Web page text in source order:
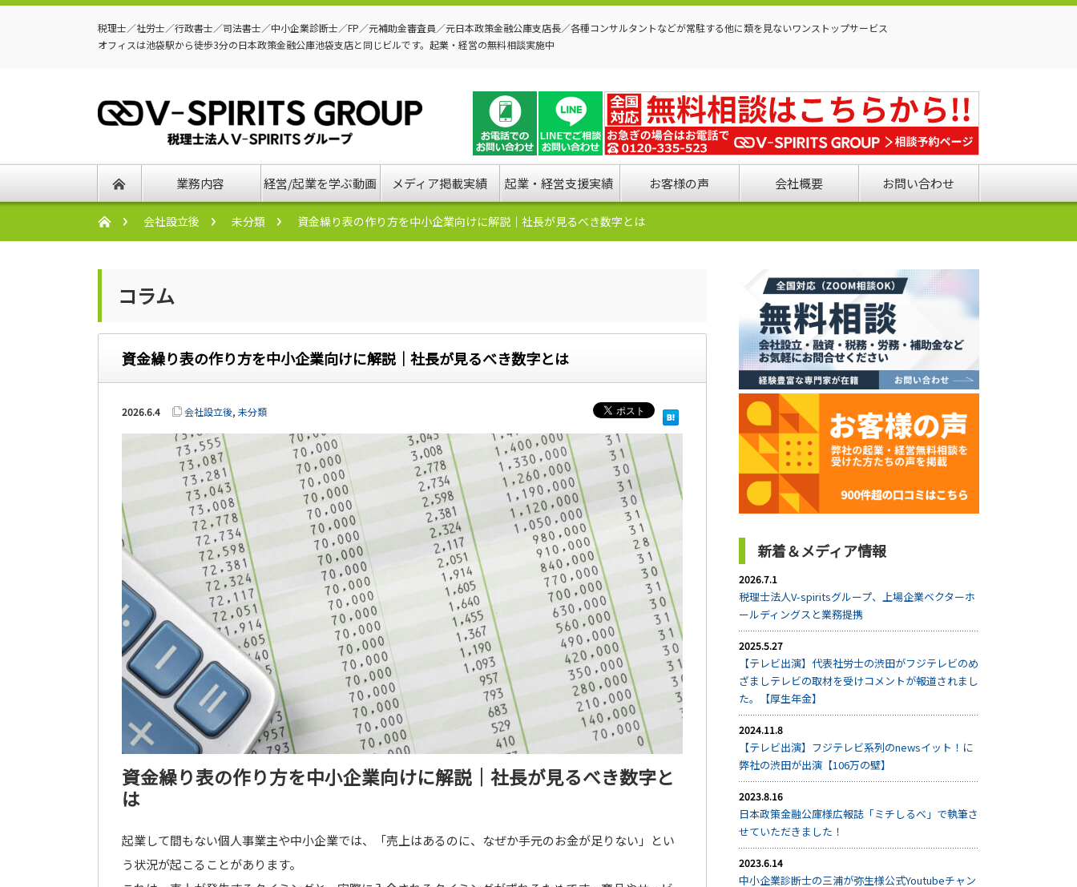
税理士／社労士／行政書士／司法書士／中小企業診断士／FP／元補助金審査員／元日本政策金融公庫支店長／各種コンサルタントなどが常駐する他に類を見ないワンストップサービス
オフィスは池袋駅から徒歩3分の日本政策金融公庫池袋支店と同じビルです。起業・経営の無料相談実施中
業務内容 経営/起業を学ぶ動画 メディア掲載実績 起業・経営支援実績 お客様の声 会社概要 お問い合わせ
会社設立後 未分類 資金繰り表の作り方を中小企業向けに解説｜社長が見るべき数字とは
コラム
資金繰り表の作り方を中小企業向けに解説｜社長が見るべき数字とは
2026.6.4 会社設立後, 未分類
資金繰り表の作り方を中小企業向けに解説｜社長が見るべき数字と
は
起業して間もない個人事業主や中小企業では、「売上はあるのに、なぜか手元のお金が足りない」とい
う状況が起こることがあります。
新着＆メディア情報
2026.7.1
税理士法人V-spiritsグループ、上場企業ベクターホ
ールディングスと業務提携
2025.5.27
【テレビ出演】代表社労士の渋田がフジテレビのめ
ざましテレビの取材を受けコメントが報道されまし
た。【厚生年金】
2024.11.8
【テレビ出演】フジテレビ系列のnewsイット！に
弊社の渋田が出演【106万の壁】
2023.8.16
日本政策金融公庫様広報誌「ミチしるべ」で執筆さ
せていただきました！
2023.6.14
中小企業診断士の三浦が弥生様公式Youtubeチャン